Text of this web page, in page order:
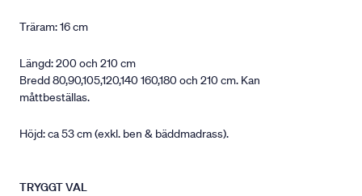
Träram: 16 cm
Längd: 200 och 210 cm
Bredd 80,90,105,120,140 160,180 och 210 cm. Kan
måttbeställas.
Höjd: ca 53 cm (exkl. ben & bäddmadrass).
TRYGGT VAL